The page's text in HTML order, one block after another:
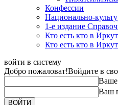
Конфессии
Национально-
1-е издание
Кто есть кто в
Кто есть кто в
войти в систему
Добро пожаловат!Войдите в
Ваше
Ваш